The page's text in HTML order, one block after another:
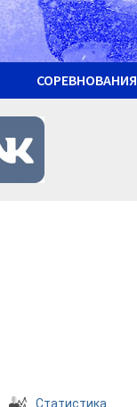
СОРЕВНОВАНИЯ
Статистика